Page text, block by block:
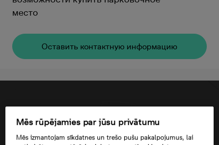
место
Oставить контактную информацию
Mēs rūpējamies par jūsu privātumu
Mēs izmantojam sīkdatnes un trešo pušu pakalpojumus, lai